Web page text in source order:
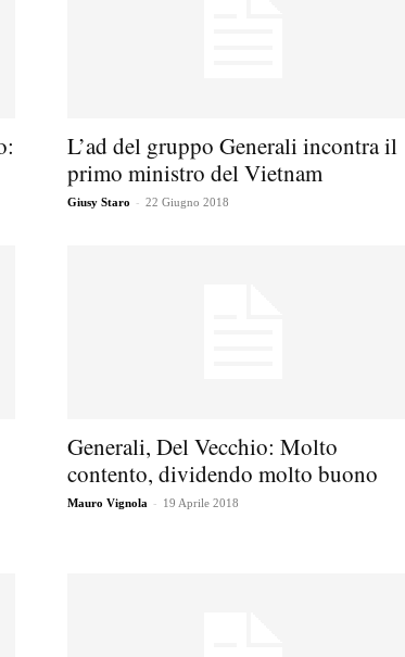
L’ad del gruppo Generali incontra il
primo ministro del Vietnam
Giusy Staro - 22 Giugno 2018
Generali, Del Vecchio: Molto
contento, dividendo molto buono
Mauro Vignola - 19 Aprile 2018